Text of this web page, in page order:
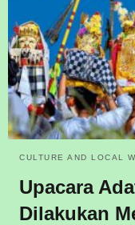
CULTURE AND LOCAL
Upacara
Dilakukan